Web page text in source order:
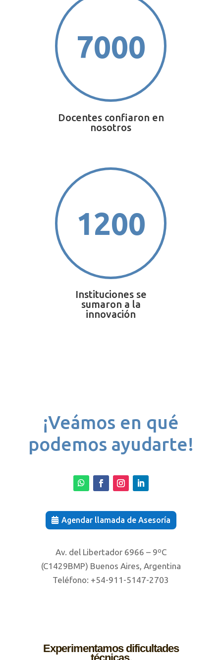
7000
Docentes confiaron en
nosotros
1200
Instituciones se
sumaron a la
innovación
¡Veámos en qué
podemos ayudarte!
Agendar llamada de Asesoría
Av. del Libertador 6966 – 9ºC
(C1429BMP) Buenos Aires, Argentina
Teléfono: +54-911-5147-2703